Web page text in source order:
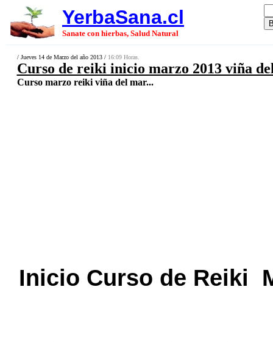
YerbaSana.cl
Sanate con hierbas, Salud Natural
/ Jueves 14 de Marzo del año 2013 / 16:09 Horas.
Curso de reiki inicio marzo 2013 viña
Curso marzo reiki viña del mar...
Inicio Curso de Reiki